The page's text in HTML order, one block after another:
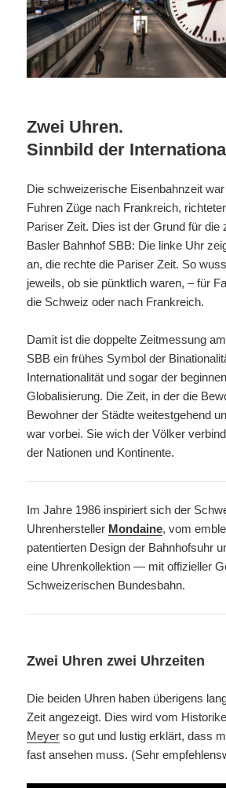
Zwei Uhren.
Sinnbild der
Die schweizerische Eisenbahnzeit
Fuhren Züge nach Frankreich,
Pariser Zeit. Dies ist der Grund für die
Basler Bahnhof SBB: Die linke Uhr
an, die rechte die Pariser Zeit. So
jeweils, ob sie pünktlich waren, – für
die Schweiz oder nach Frankreich.
Damit ist die doppelte Zeitmessung
SBB ein frühes Symbol der
Internationalität und sogar der
Globalisierung. Die Zeit, in der die
Bewohner der Städte weitestgehend
war vorbei. Sie wich der Völker
der Nationen und Kontinente.
Im Jahre 1986 inspiriert sich der
Uhrenhersteller Mondaine, vom
patentierten Design der Bahnhofsuhr
eine Uhrenkollektion — mit offizieller
Schweizerischen Bundesbahn.
Zwei Uhren zwei Uhrzeiten
Die beiden Uhren haben überigens
Zeit angezeigt. Dies wird vom
Meyer so gut und lustig erklärt, dass
fast ansehen muss. (Sehr